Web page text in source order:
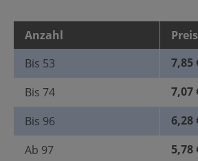
Anzahl
Bis 53
7,85
Bis 74
7,07
Bis 96
6,28
Ab 97 5,78